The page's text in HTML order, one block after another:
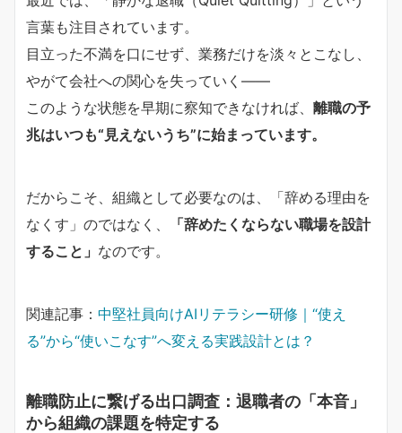
言葉も注目されています。
目立った不満を口にせず、業務だけを淡々とこなし、
やがて会社への関心を失っていく——
このような状態を早期に察知できなければ、 離職の予
兆はいつも“見えないうち”に始まっています。
だからこそ、組織として必要なのは、「辞める理由を
なくす」のではなく、
「辞めたくならない職場を設計
すること」 なのです。
関連記事： 中堅社員向けAIリテラシー研修｜“使え
る”から“使いこなす”へ変える実践設計とは？
離職防止に繋げる出口調査：退職者の「本音」
から組織の課題を特定する